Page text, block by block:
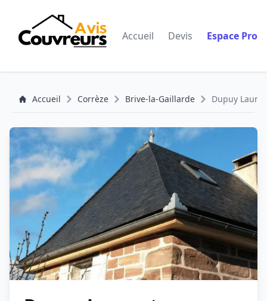
Accueil Devis Espace Pro
Accueil Corrèze Brive-la-Gaillarde Dupuy